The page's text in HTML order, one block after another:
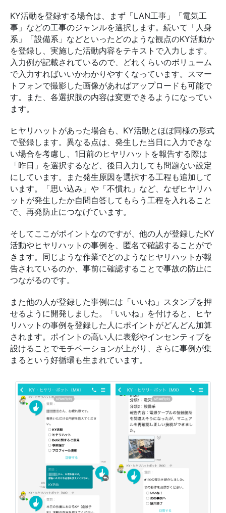
KY活動を登録する場合は、まず「LAN工事」「電気工
事」などの工事のジャンルを選択します。続いて「人身
系」「設備系」などといったどのような観点のKY活動か
を登録し、実施した活動内容をテキストで入力します。
入力例が記載されているので、どれくらいのボリューム
で入力すればいいかわかりやすくなっています。スマー
トフォンで撮影した画像があればアップロードも可能で
す。また、各選択肢の内容は変更できるようになってい
ます。
ヒヤリハットがあった場合も、KY活動とほぼ同様の形式
で登録します。異なる点は、発生した当日に入力できな
い場合を考慮し、1日前のヒヤリハットを報告する際は
「昨日」を選択するなど、後日入力しても問題ない設定
にしています。また発生原因を選択する工程も追加して
います。「思い込み」や「不慣れ」など、なぜヒヤリハ
ットが発生したか自問自答してもらう工程を入れること
で、再発防止につなげています。
そしてここがポイントなのですが、他の人が登録したKY
活動やヒヤリハットの事例を、匿名で確認することがで
きます。同じような作業でどのようなヒヤリハットが報
告されているのか、事前に確認することで事故の防止に
つながるのです。
また他の人が登録した事例には「いいね」スタンプを押
せるように開発しました。「いいね」を付けると、ヒヤ
リハットの事例を登録した人にポイントがどんどん加算
されます。ポイントの高い人に表彰やインセンティブを
設けることでモチベーションが上がり、さらに事例が集
まるという好循環も生まれています。